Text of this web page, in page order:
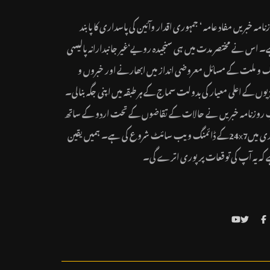
خبریں مفاد عامہ ‘ جمہوری اقدار وآئین کی پاسداری کا پابند
اس نے مختصر مدت میں ہی سنجیدہ رویے‘غیر جانبدارانہ پالیسی
و ملت کے مسائل معروضی انداز میں ابھارنے اور خبروں و
کے اعلی معیار کی بدولت سماج کے ہر طبقہ میں اپنی جگہ بنالی۔
خبریں نے حالات کے تقاضوں کے تحت اردو کے ساتھ
ہندی میں24x7کے ڈائمنگ ویب سائٹ شروع کی ہے۔ ہمیں یقین
یہ آپ کی توقعات پر پوری اترے گی۔